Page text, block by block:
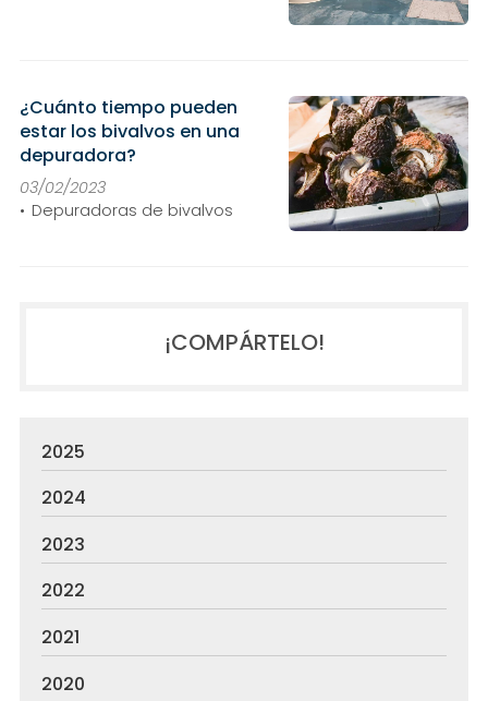
¿Cuánto tiempo pueden
estar los bivalvos en una
depuradora?
03/02/2023
Depuradoras de bivalvos
¡COMPÁRTELO!
2025
2024
2023
2022
2021
2020